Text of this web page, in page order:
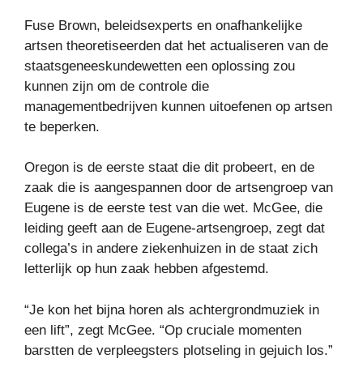
Fuse Brown, beleidsexperts en onafhankelijke
artsen theoretiseerden dat het actualiseren van de
staatsgeneeskundewetten een oplossing zou
kunnen zijn om de controle die
managementbedrijven kunnen uitoefenen op artsen
te beperken.
Oregon is de eerste staat die dit probeert, en de
zaak die is aangespannen door de artsengroep van
Eugene is de eerste test van die wet. McGee, die
leiding geeft aan de Eugene-artsengroep, zegt dat
collega’s in andere ziekenhuizen in de staat zich
letterlijk op hun zaak hebben afgestemd.
“Je kon het bijna horen als achtergrondmuziek in
een lift”, zegt McGee. “Op cruciale momenten
barstten de verpleegsters plotseling in gejuich los.”